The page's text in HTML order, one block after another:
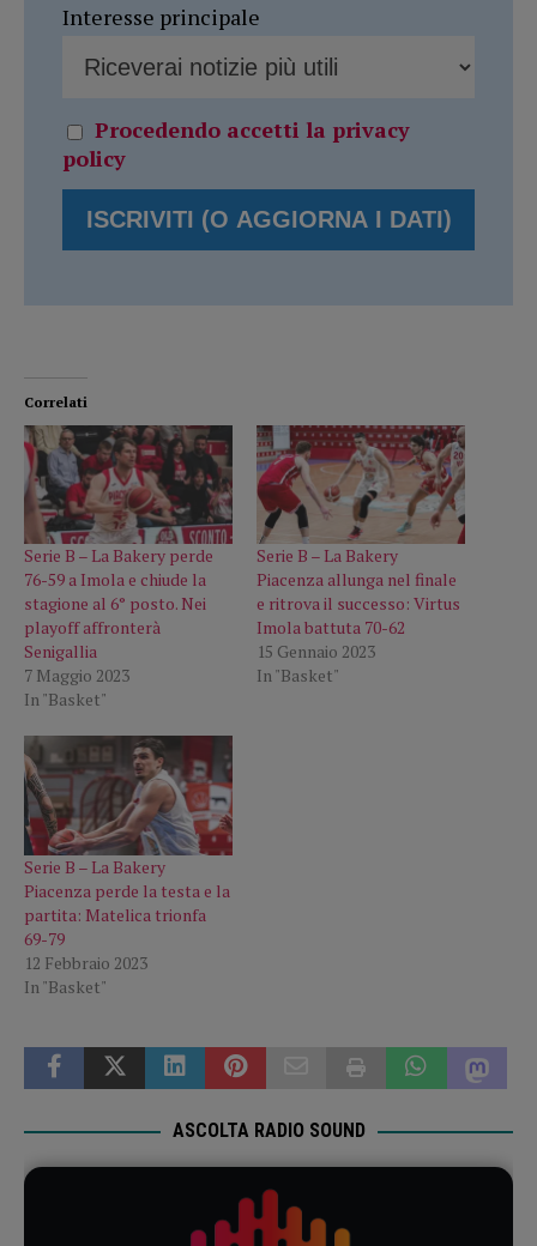
Interesse principale
Procedendo accetti la privacy
policy
Correlati
Serie B – La Bakery perde
76-59 a Imola e chiude la
stagione al 6° posto. Nei
playoff affronterà
Senigallia
7 Maggio 2023
In "Basket"
Serie B – La Bakery
Piacenza allunga nel finale
e ritrova il successo: Virtus
Imola battuta 70-62
15 Gennaio 2023
In "Basket"
Serie B – La Bakery
Piacenza perde la testa e la
partita: Matelica trionfa
69-79
12 Febbraio 2023
In "Basket"
ASCOLTA RADIO SOUND